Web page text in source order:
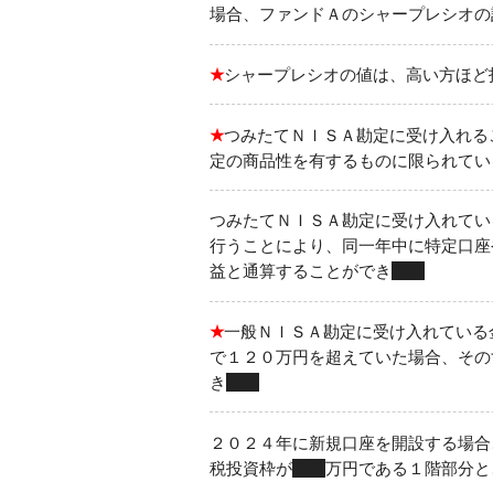
場合、ファンドＡのシャープレシオの
★シャープレシオの値は、高い方ほど
★つみたてＮＩＳＡ勘定に受け入れる
定の商品性を有するものに限られてい
つみたてＮＩＳＡ勘定に受け入れて
行うことにより、同一年中に特定口
益と通算することができ
★一般ＮＩＳＡ勘定に受け入れてい
で１２０万円を超えていた場合、そ
き
２０２４年に新規口座を開設する場
税投資枠が２０ 万円である１階部分